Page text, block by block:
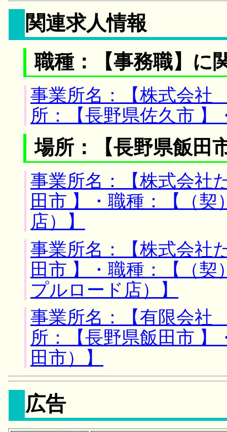
関連求人情報
職種：【事務職】に
事業所名：【株式会
所：【長野県佐久市 】
場所：【長野県飯田
事業所名：【株式会社
田市 】・職種：【（
店）】
事業所名：【株式会社
田市 】・職種：【（
プルロード店）】
事業所名：【有限会
所：【長野県飯田市 】
田市）】
広告